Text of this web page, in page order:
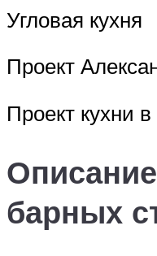
Угловая кухня
Проект
Проект кухни
барных